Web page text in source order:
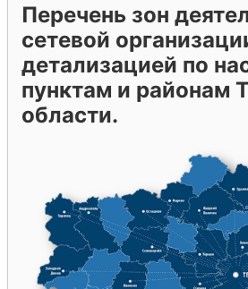
Перечень зон
сетевой
детализацией по
пунктам и районам
области.